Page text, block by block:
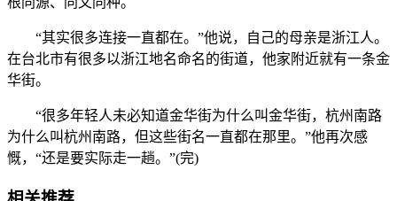
“其实很多连接一直都在。”他说，自己的母亲是浙江人。
在台北市有很多以浙江地名命名的街道，他家附近就有一条金
华街。
“很多年轻人未必知道金华街为什么叫金华街，杭州南路
为什么叫杭州南路，但这些街名一直都在那里。”他再次感
慨，“还是要实际走一趟。”(完)